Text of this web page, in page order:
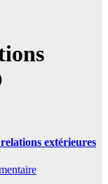
extérieures